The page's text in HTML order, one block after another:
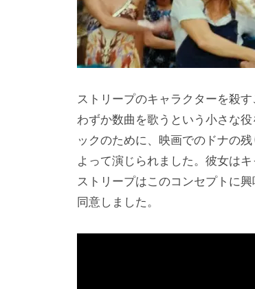
ストリープのキャラクターを殺
わずか数曲を歌うという小さな
ックのために、映画でのドナの
よって演じられました。彼女は
ストリープはこのコンセプトに
同意しました。